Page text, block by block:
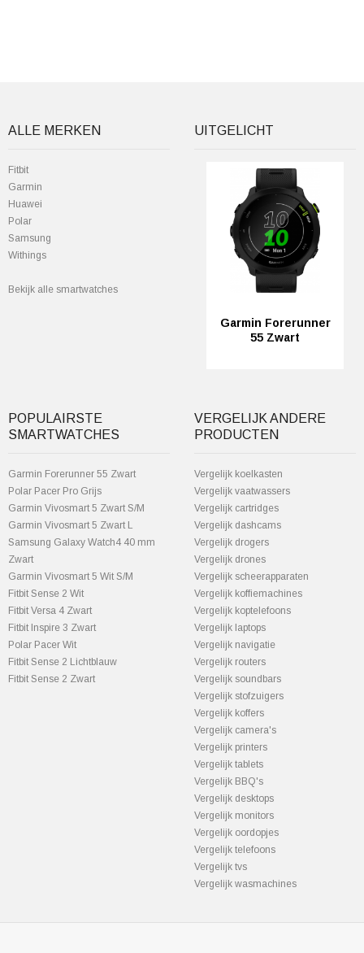
ALLE MERKEN
Fitbit
Garmin
Huawei
Polar
Samsung
Withings
Bekijk alle smartwatches
UITGELICHT
Garmin Forerunner
55 Zwart
POPULAIRSTE
SMARTWATCHES
Garmin Forerunner 55 Zwart
Polar Pacer Pro Grijs
Garmin Vivosmart 5 Zwart S/M
Garmin Vivosmart 5 Zwart L
Samsung Galaxy Watch4 40 mm
Zwart
Garmin Vivosmart 5 Wit S/M
Fitbit Sense 2 Wit
Fitbit Versa 4 Zwart
Fitbit Inspire 3 Zwart
Polar Pacer Wit
Fitbit Sense 2 Lichtblauw
Fitbit Sense 2 Zwart
VERGELIJK ANDERE
PRODUCTEN
Vergelijk koelkasten
Vergelijk vaatwassers
Vergelijk cartridges
Vergelijk dashcams
Vergelijk drogers
Vergelijk drones
Vergelijk scheerapparaten
Vergelijk koffiemachines
Vergelijk koptelefoons
Vergelijk laptops
Vergelijk navigatie
Vergelijk routers
Vergelijk soundbars
Vergelijk stofzuigers
Vergelijk koffers
Vergelijk camera's
Vergelijk printers
Vergelijk tablets
Vergelijk BBQ's
Vergelijk desktops
Vergelijk monitors
Vergelijk oordopjes
Vergelijk telefoons
Vergelijk tvs
Vergelijk wasmachines